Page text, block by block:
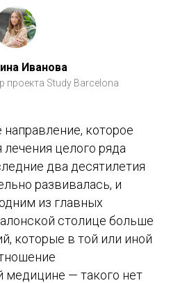
Иванова
проекта Study Barcelona
которое
лечения целого ряда
два десятилетия
развивалась, и
из главных
столице больше
которые в той или иной
медицине — такого нет